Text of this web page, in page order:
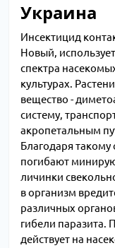
Украина
Инсектицид
Новый,
спектра
культурах.
вещество -
систему,
акропетальным
Благодаря такому
погибают
личинки
в организм
различных
гибели паразита.
действует на